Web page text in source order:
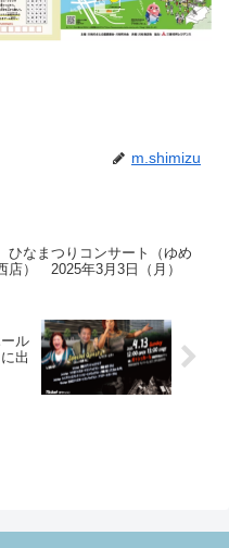
m.shimizu
なまつりコンサート（ゆめ
店） 2025年3月3日（月）
ル
出